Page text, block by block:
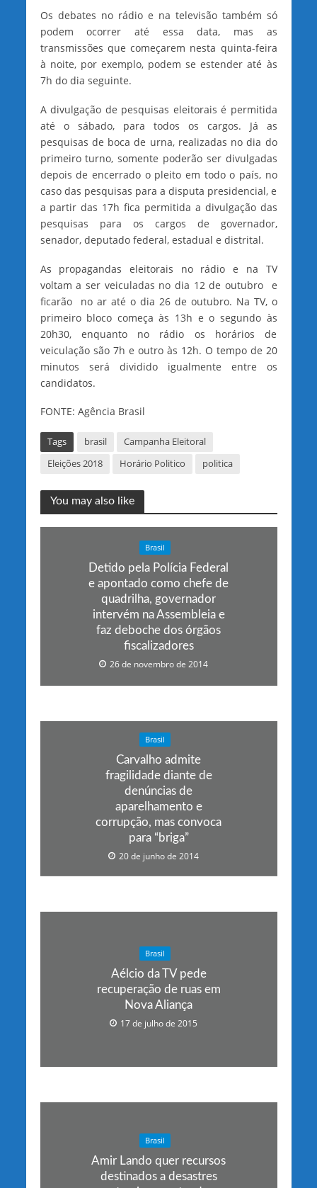
Os debates no rádio e na televisão também só
podem ocorrer até essa data, mas as
transmissões que começarem nesta quinta-feira
à noite, por exemplo, podem se estender até às
7h do dia seguinte.
A divulgação de pesquisas eleitorais é permitida
até o sábado, para todos os cargos. Já as
pesquisas de boca de urna, realizadas no dia do
primeiro turno, somente poderão ser divulgadas
depois de encerrado o pleito em todo o país, no
caso das pesquisas para a disputa presidencial, e
a partir das 17h fica permitida a divulgação das
pesquisas para os cargos de governador,
senador, deputado federal, estadual e distrital.
As propagandas eleitorais no rádio e na TV
voltam a ser veiculadas no dia 12 de outubro e
ficarão no ar até o dia 26 de outubro. Na TV, o
primeiro bloco começa às 13h e o segundo às
20h30, enquanto no rádio os horários de
veiculação são 7h e outro às 12h. O tempo de 20
minutos será dividido igualmente entre os
candidatos.
FONTE: Agência Brasil
Tags brasil
Campanha Eleitoral
Eleições 2018
Horário Politico politica
You may also like
Brasil
Detido pela Polícia Federal
e apontado como chefe de
quadrilha, governador
intervém na Assembleia e
faz deboche dos órgãos
fiscalizadores
26 de novembro de 2014
Brasil
Carvalho admite
fragilidade diante de
denúncias de
aparelhamento e
corrupção, mas convoca
para “briga”
20 de junho de 2014
Brasil
Aélcio da TV pede
recuperação de ruas em
Nova Aliança
17 de julho de 2015
Brasil
Amir Lando quer recursos
destinados a desastres